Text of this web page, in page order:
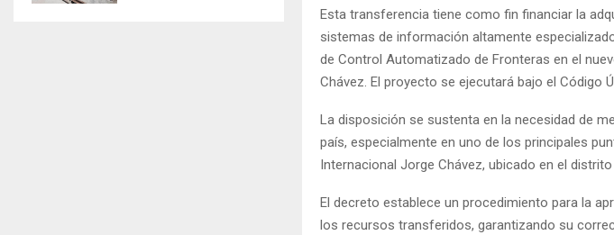
Esta transferencia tiene como fin financiar la
sistemas de información altamente
de Control Automatizado de Fronteras en el
Chávez. El proyecto se ejecutará bajo el Código
La disposición se sustenta en la necesidad de
país, especialmente en uno de los principales
Internacional Jorge Chávez, ubicado en el distrito
El decreto establece un procedimiento para la
los recursos transferidos, garantizando su